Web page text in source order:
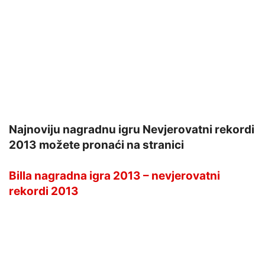
Najnoviju nagradnu igru Nevjerovatni rekordi
2013 možete pronaći na stranici
Billa nagradna igra 2013 – nevjerovatni
rekordi 2013